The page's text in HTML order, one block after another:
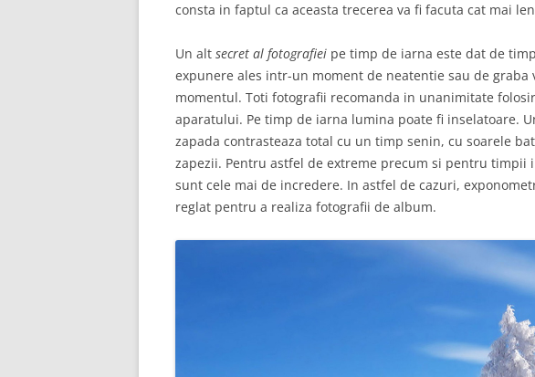
consta in faptul ca aceasta trecerea va fi facuta cat mai
Un alt secret al fotografiei pe timp de iarna este dat de
expunere ales intr-un moment de neatentie sau de
momentul. Toti fotografii recomanda in unanimitate
aparatului. Pe timp de iarna lumina poate fi inselatoare.
zapada contrasteaza total cu un timp senin, cu soarele
zapezii. Pentru astfel de extreme precum si pentru timpii
sunt cele mai de incredere. In astfel de cazuri,
reglat pentru a realiza fotografii de album.